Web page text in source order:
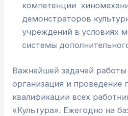
компетенции
демонстраторов
учреждений в условиях
системы
Важнейшей задачей работы
организация и проведение
квалификации всех
«Культура». Ежегодно на